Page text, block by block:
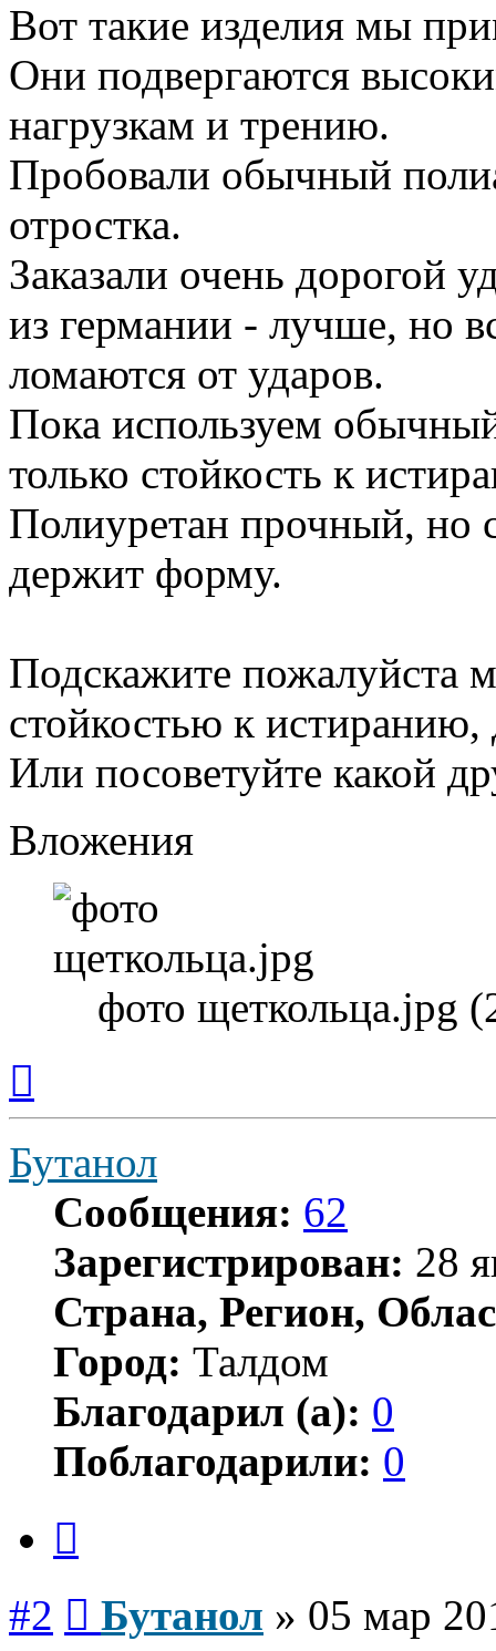
Вот такие изделия мы
Они подвергаются
нагрузкам и трению.
Пробовали обычный
отростка.
Заказали очень дорогой
из германии - лучше, но
ломаются от ударов.
Пока используем
только стойкость к
Полиуретан прочный, но
держит форму.
Подскажите пожалуйста
стойкостью к
Или посоветуйте какой
Вложения
фото щеткольца.jpg
началу
Бутанол
Сообщения: 62
Зарегистрирован: 28
Страна, Регион,
Город: Талдом
Благодарил (а): 0
Поблагодарили: 0
#2 Бутанол » 05 мар